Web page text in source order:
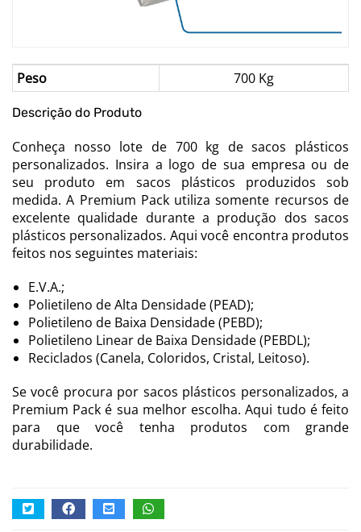
Peso 700 Kg
Descrição do Produto
Conheça nosso lote de 700 kg de sacos plásticos
personalizados. Insira a logo de sua empresa ou de
seu produto em sacos plásticos produzidos sob
medida. A Premium Pack utiliza somente recursos de
excelente qualidade durante a produção dos sacos
plásticos personalizados. Aqui você encontra produtos
feitos nos seguintes materiais:
E.V.A.;
Polietileno de Alta Densidade (PEAD);
Polietileno de Baixa Densidade (PEBD);
Polietileno Linear de Baixa Densidade (PEBDL);
Reciclados (Canela, Coloridos, Cristal, Leitoso).
Se você procura por sacos plásticos personalizados, a
Premium Pack é sua melhor escolha. Aqui tudo é feito
para que você tenha produtos com grande
durabilidade.